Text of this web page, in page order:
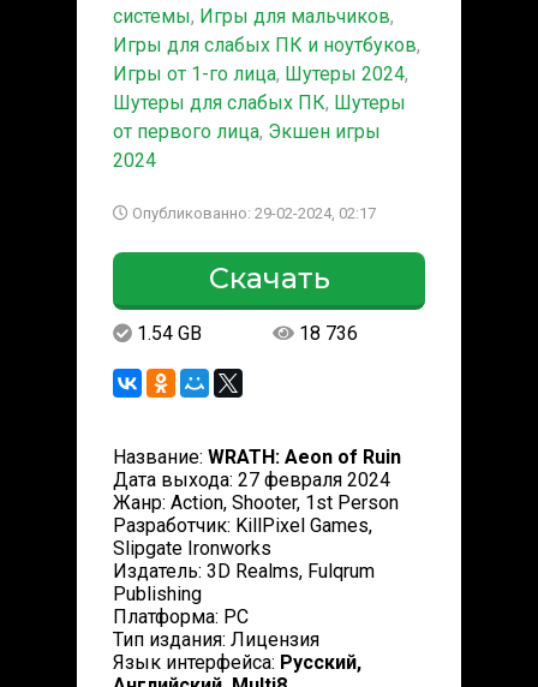
системы, Игры для мальчиков,
Игры для слабых ПК и ноутбуков,
Игры от 1-го лица, Шутеры 2024,
Шутеры для слабых ПК, Шутеры
от первого лица, Экшен игры
2024
Опубликованно: 29-02-2024, 02:17
Скачать
1.54 GB 18 736
Название: WRATH: Aeon of Ruin
Дата выхода: 27 февраля 2024
Жанр: Action, Shooter, 1st Person
Разработчик: KillPixel Games,
Slipgate Ironworks
Издатель: 3D Realms, Fulqrum
Publishing
Платформа: PC
Тип издания: Лицензия
Язык интерфейса: Русский,